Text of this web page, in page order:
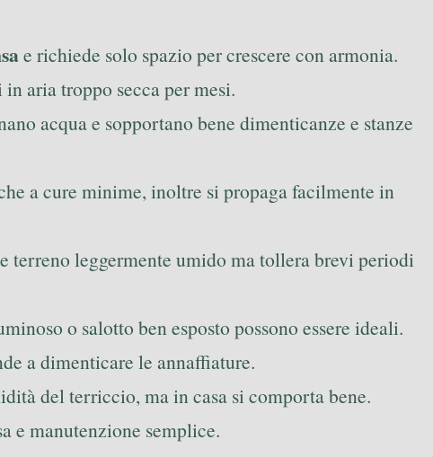
e richiede solo spazio per crescere con armonia.
aria troppo secca per mesi.
acqua e sopportano bene dimenticanze e stanze
a cure minime, inoltre si propaga facilmente in
terreno leggermente umido ma tollera brevi periodi
o salotto ben esposto possono essere ideali.
a dimenticare le annaffiature.
del terriccio, ma in casa si comporta bene.
e manutenzione semplice.